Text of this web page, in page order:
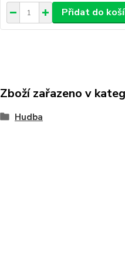
Přidat do
Zboží zařazeno v
Hudba